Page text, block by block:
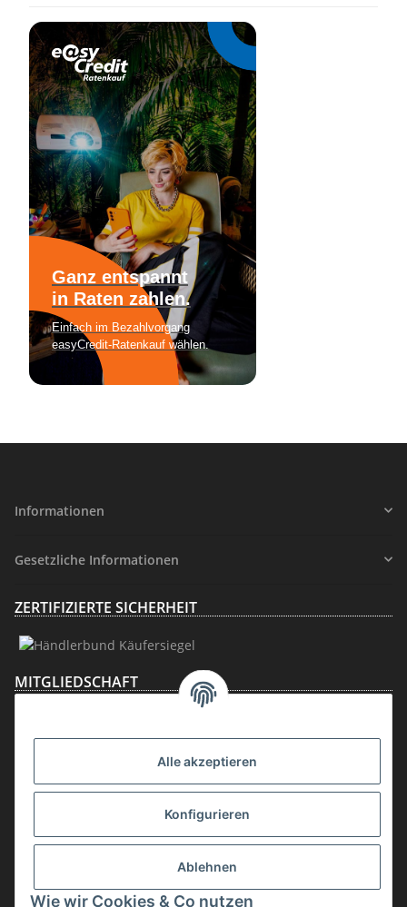
Alle akzeptieren
Konfigurieren
Ablehnen
Wie wir Cookies & Co nutzen
Informationen
Gesetzliche Informationen
ZERTIFIZIERTE SICHERHEIT
MITGLIEDSCHAFT
Vertrag widerrufen